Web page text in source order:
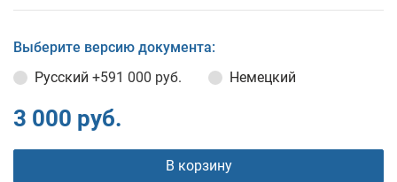
Выберите версию документа:
Русский +591 000 руб. Немецкий
3 000 руб.
В корзину